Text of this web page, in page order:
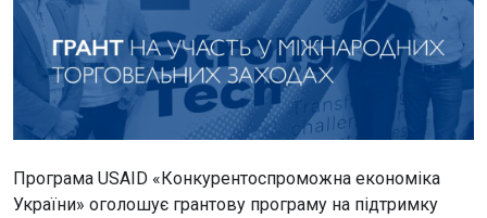
Програма USAID «Конкурентоспроможна економіка
України» оголошує грантову програму на підтримку